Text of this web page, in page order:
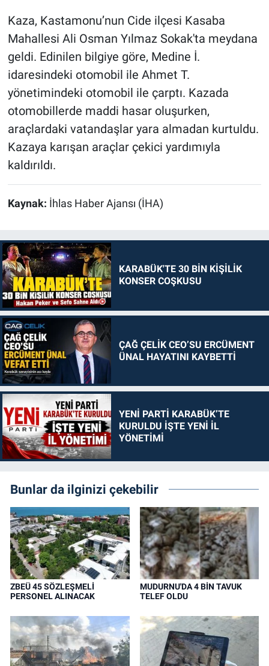
Kaza, Kastamonu’nun Cide ilçesi Kasaba
Mahallesi Ali Osman Yılmaz Sokak'ta meydana
geldi. Edinilen bilgiye göre, Medine İ.
idaresindeki otomobil ile Ahmet T.
yönetimindeki otomobil ile çarptı. Kazada
otomobillerde maddi hasar oluşurken,
araçlardaki vatandaşlar yara almadan kurtuldu.
Kazaya karışan araçlar çekici yardımıyla
kaldırıldı.
Kaynak: İhlas Haber Ajansı (İHA)
KARABÜK'TE 30 BİN KİŞİLİK
KONSER COŞKUSU
ÇAĞ ÇELİK CEO’SU ERCÜMENT
ÜNAL HAYATINI KAYBETTİ
YENİ PARTİ KARABÜK’TE
KURULDU İŞTE YENİ İL
YÖNETİMİ
Bunlar da ilginizi çekebilir
ZBEÜ 45 SÖZLEŞMELİ
PERSONEL ALINACAK
MUDURNU'DA 4 BİN TAVUK
TELEF OLDU